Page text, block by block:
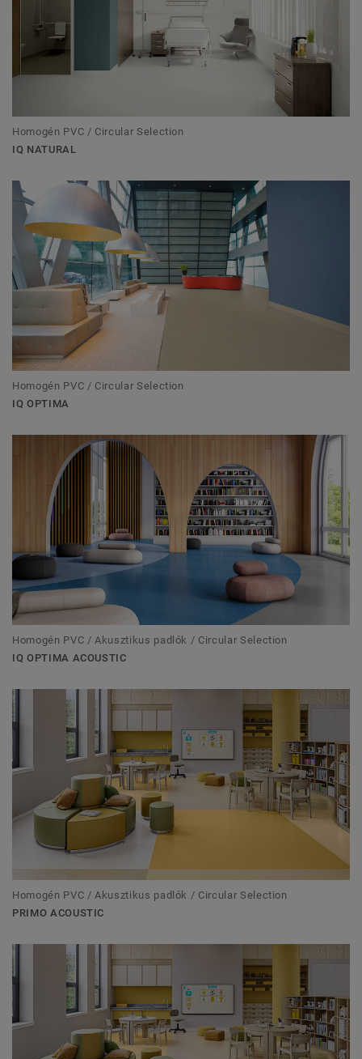
Homogén PVC / Circular Selection
IQ NATURAL
Homogén PVC / Circular Selection
IQ OPTIMA
Homogén PVC / Akusztikus padlók / Circular Selection
IQ OPTIMA ACOUSTIC
Homogén PVC / Akusztikus padlók / Circular Selection
PRIMO ACOUSTIC